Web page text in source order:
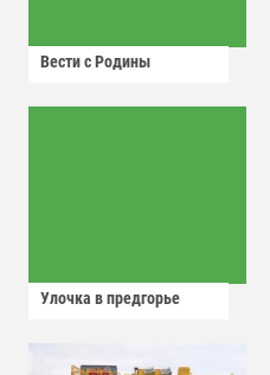
Вести с Родины
Улочка в предгорье